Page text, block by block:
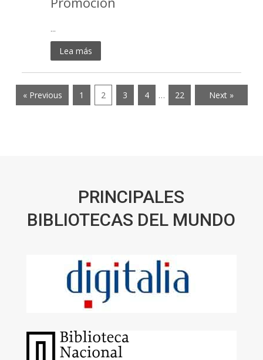
...
Lea más
« Previous 1 2 3 4 … 22 Next »
PRINCIPALES
BIBLIOTECAS DEL MUNDO